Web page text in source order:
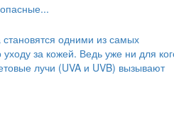
одними из самых
за кожей. Ведь уже ни для
лучи (UVA и UVB) вызывают